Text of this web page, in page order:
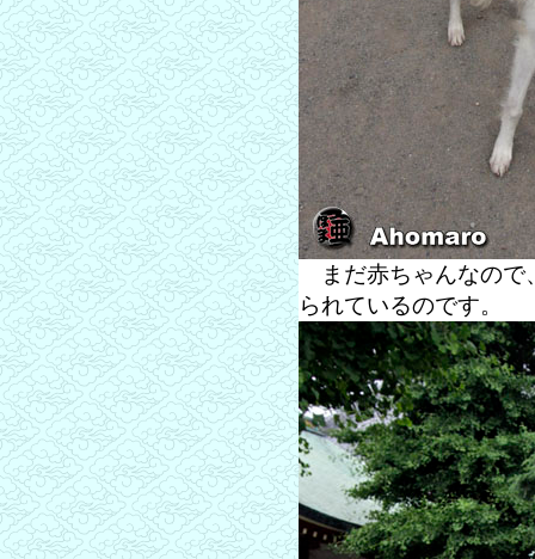
まだ赤ちゃんなので
られているのです。